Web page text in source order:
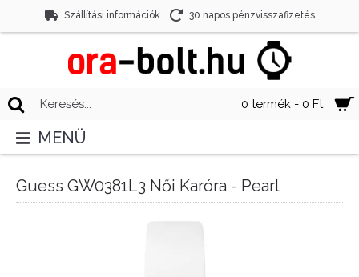
Szállítási információk 30 napos pénzvisszafizetés
0 termék - 0 Ft
MENÜ
Guess GW0381L3 Női Karóra - Pearl